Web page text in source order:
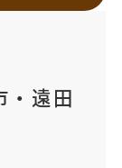
・ 遠田